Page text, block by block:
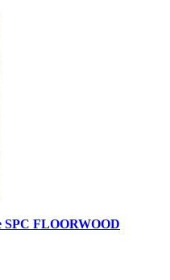
FLOORWOOD